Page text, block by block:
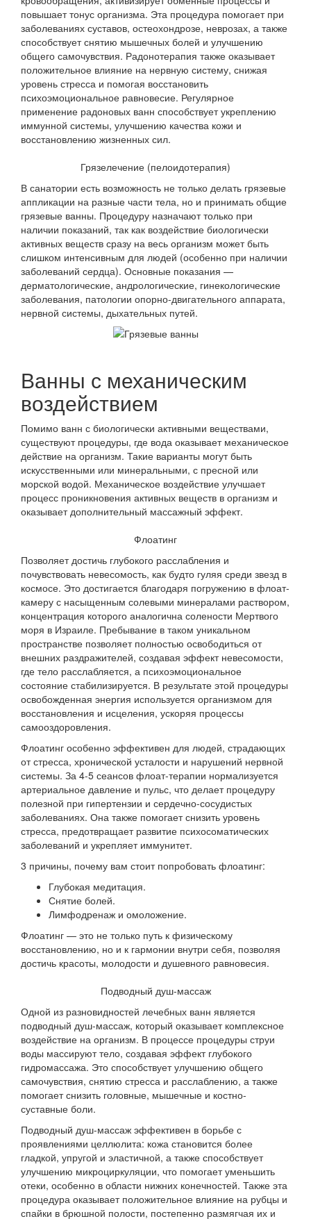
повышает тонус организма. Эта процедура помогает при
заболеваниях суставов, остеохондрозе, неврозах, а также
способствует снятию мышечных болей и улучшению
общего самочувствия. Радонотерапия также оказывает
положительное влияние на нервную систему, снижая
уровень стресса и помогая восстановить
психоэмоциональное равновесие. Регулярное
применение радоновых ванн способствует укреплению
иммунной системы, улучшению качества кожи и
восстановлению жизненных сил.
Грязелечение (пелоидотерапия)
В санатории есть возможность не только делать грязевые
аппликации на разные части тела, но и принимать общие
грязевые ванны. Процедуру назначают только при
наличии показаний, так как воздействие биологически
активных веществ сразу на весь организм может быть
слишком интенсивным для людей (особенно при наличии
заболеваний сердца). Основные показания —
дерматологические, андрологические, гинекологические
заболевания, патологии опорно-двигательного аппарата,
нервной системы, дыхательных путей.
Ванны с механическим
воздействием
Помимо ванн с биологически активными веществами,
существуют процедуры, где вода оказывает механическое
действие на организм. Такие варианты могут быть
искусственными или минеральными, с пресной или
морской водой. Механическое воздействие улучшает
процесс проникновения активных веществ в организм и
оказывает дополнительный массажный эффект.
Флоатинг
Позволяет достичь глубокого расслабления и
почувствовать невесомость, как будто гуляя среди звезд в
космосе. Это достигается благодаря погружению в флоат-
камеру с насыщенным солевыми минералами раствором,
концентрация которого аналогична солености Мертвого
моря в Израиле. Пребывание в таком уникальном
пространстве позволяет полностью освободиться от
внешних раздражителей, создавая эффект невесомости,
где тело расслабляется, а психоэмоциональное
состояние стабилизируется. В результате этой процедуры
освобожденная энергия используется организмом для
восстановления и исцеления, ускоряя процессы
самооздоровления.
Флоатинг особенно эффективен для людей, страдающих
от стресса, хронической усталости и нарушений нервной
системы. За 4-5 сеансов флоат-терапии нормализуется
артериальное давление и пульс, что делает процедуру
полезной при гипертензии и сердечно-сосудистых
заболеваниях. Она также помогает снизить уровень
стресса, предотвращает развитие психосоматических
заболеваний и укрепляет иммунитет.
3 причины, почему вам стоит попробовать флоатинг:
Глубокая медитация.
Снятие болей.
Лимфодренаж и омоложение.
Флоатинг — это не только путь к физическому
восстановлению, но и к гармонии внутри себя, позволяя
достичь красоты, молодости и душевного равновесия.
Подводный душ-массаж
Одной из разновидностей лечебных ванн является
подводный душ-массаж, который оказывает комплексное
воздействие на организм. В процессе процедуры струи
воды массируют тело, создавая эффект глубокого
гидромассажа. Это способствует улучшению общего
самочувствия, снятию стресса и расслаблению, а также
помогает снизить головные, мышечные и костно-
суставные боли.
Подводный душ-массаж эффективен в борьбе с
проявлениями целлюлита: кожа становится более
гладкой, упругой и эластичной, а также способствует
улучшению микроциркуляции, что помогает уменьшить
отеки, особенно в области нижних конечностей. Также эта
процедура оказывает положительное влияние на рубцы и
спайки в брюшной полости, постепенно размягчая их и